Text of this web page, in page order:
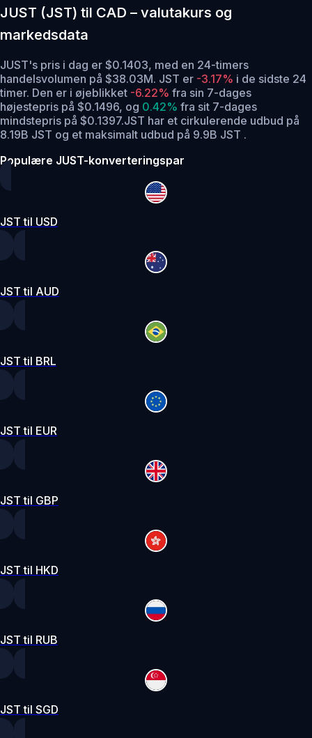
JUST (JST) til CAD – valutakurs og
markedsdata
JUST's pris i dag er $0.1403, med en 24-timers
handelsvolumen på $38.03M. JST er -3.17% i de sidste 24
timer. Den er i øjeblikket -6.22% fra sin 7-dages
højestepris på $0.1496, og 0.42% fra sit 7-dages
mindstepris på $0.1397.JST har et cirkulerende udbud på
8.19B JST og et maksimalt udbud på 9.9B JST .
Populære JUST-konverteringspar
JST til USD
JST til AUD
JST til BRL
JST til EUR
JST til GBP
JST til HKD
JST til RUB
JST til SGD